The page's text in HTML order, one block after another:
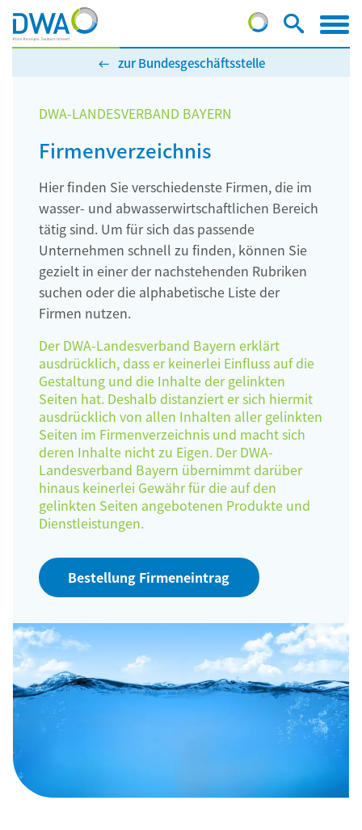
zur Bundesgeschäftsstelle
DWA-LANDESVERBAND BAYERN
Firmenverzeichnis
Hier finden Sie verschiedenste Firmen, die im
wasser- und abwasserwirtschaftlichen Bereich
tätig sind. Um für sich das passende
Unternehmen schnell zu finden, können Sie
gezielt in einer der nachstehenden Rubriken
suchen oder die alphabetische Liste der
Firmen nutzen.
Der DWA-Landesverband Bayern erklärt
ausdrücklich, dass er keinerlei Einfluss auf die
Gestaltung und die Inhalte der gelinkten
Seiten hat. Deshalb distanziert er sich hiermit
ausdrücklich von allen Inhalten aller gelinkten
Seiten im Firmenverzeichnis und macht sich
deren Inhalte nicht zu Eigen. Der DWA-
Landesverband Bayern übernimmt darüber
hinaus keinerlei Gewähr für die auf den
gelinkten Seiten angebotenen Produkte und
Dienstleistungen.
Bestellung Firmeneintrag